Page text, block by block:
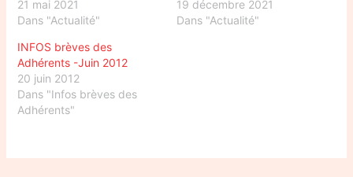
21 mai 2021
Dans "Actualité"
19 décembre 2021
Dans "Actualité"
INFOS brèves des
Adhérents -Juin 2012
20 juin 2012
Dans "Infos brèves des
Adhérents"